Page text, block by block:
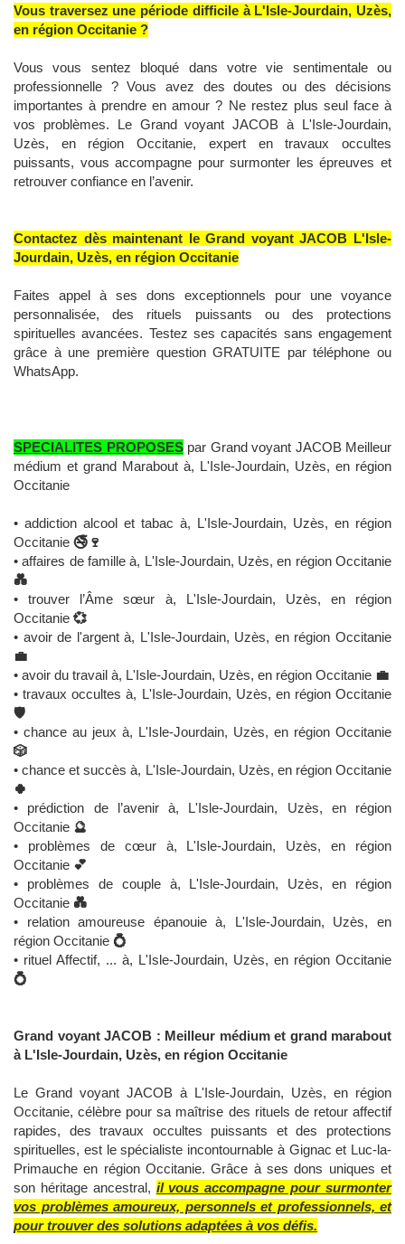
Vous traversez une période difficile à L'Isle-Jourdain, Uzès,
en région Occitanie ?
Vous vous sentez bloqué dans votre vie sentimentale ou
professionnelle ? Vous avez des doutes ou des décisions
importantes à prendre en amour ? Ne restez plus seul face à
vos problèmes. Le Grand voyant JACOB à L'Isle-Jourdain,
Uzès, en région Occitanie, expert en travaux occultes
puissants, vous accompagne pour surmonter les épreuves et
retrouver confiance en l’avenir.
Contactez dès maintenant le Grand voyant JACOB L'Isle-
Jourdain, Uzès, en région Occitanie
Faites appel à ses dons exceptionnels pour une voyance
personnalisée, des rituels puissants ou des protections
spirituelles avancées. Testez ses capacités sans engagement
grâce à une première question GRATUITE par téléphone ou
WhatsApp.
SPECIALITES PROPOSESpar Grand voyant JACOB Meilleur
médium et grand Marabout à, L'Isle-Jourdain, Uzès, en région
Occitanie
• addiction alcool et tabac à, L'Isle-Jourdain, Uzès, en région
Occitanie 🚭🍷
• affaires de famille à, L'Isle-Jourdain, Uzès, en région Occitanie
💑
• trouver l’Âme sœur à, L'Isle-Jourdain, Uzès, en région
Occitanie 💞
• avoir de l'argent à, L'Isle-Jourdain, Uzès, en région Occitanie
💼
• avoir du travail à, L'Isle-Jourdain, Uzès, en région Occitanie 💼
• travaux occultes à, L'Isle-Jourdain, Uzès, en région Occitanie
🛡️
• chance au jeux à, L'Isle-Jourdain, Uzès, en région Occitanie
🎲
• chance et succès à, L'Isle-Jourdain, Uzès, en région Occitanie
🍀
• prédiction de l’avenir à, L'Isle-Jourdain, Uzès, en région
Occitanie 🔮
• problèmes de cœur à, L'Isle-Jourdain, Uzès, en région
Occitanie 💕
• problèmes de couple à, L'Isle-Jourdain, Uzès, en région
Occitanie 💑
• relation amoureuse épanouie à, L'Isle-Jourdain, Uzès, en
région Occitanie 💍
• rituel Affectif, ... à, L'Isle-Jourdain, Uzès, en région Occitanie
💍
Grand voyant JACOB : Meilleur médium et grand marabout
à L'Isle-Jourdain, Uzès, en région Occitanie
Le Grand voyant JACOB à L'Isle-Jourdain, Uzès, en région
Occitanie, célèbre pour sa maîtrise des rituels de retour affectif
rapides, des travaux occultes puissants et des protections
spirituelles, est le spécialiste incontournable à Gignac et Luc-la-
Primauche en région Occitanie. Grâce à ses dons uniques et
son héritage ancestral, il vous accompagne pour surmonter
vos problèmes amoureux, personnels et professionnels, et
pour trouver des solutions adaptées à vos défis.